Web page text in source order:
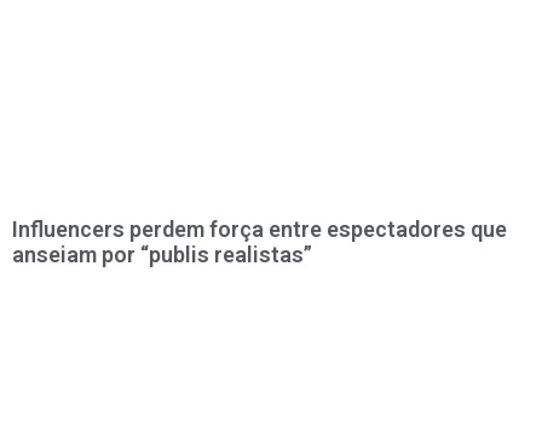
Influencers perdem força entre espectadores que
anseiam por “publis realistas”